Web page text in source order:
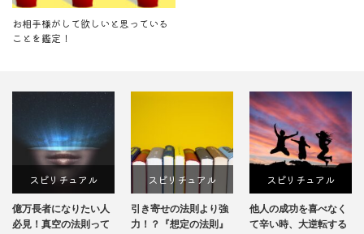
お相手様がして欲しいと思っている
ことを鑑定！
リチュアル
になりたい人
空の法則って
スピリチュアル
引き寄せの法則より強
力！？『想定の法則』
スピリチュアル
他人の成功を喜べなく
て辛い時、大逆転する
チャネ
鍛える